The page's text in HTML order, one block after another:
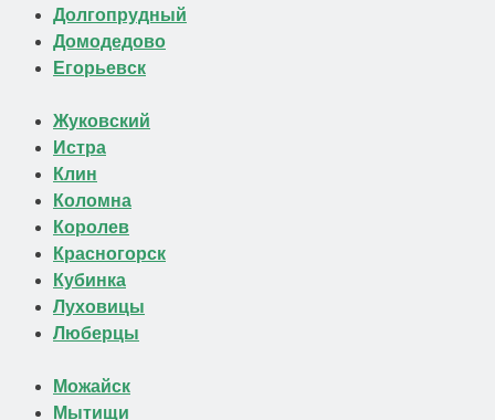
Долгопрудный
Домодедово
Егорьевск
Жуковский
Истра
Клин
Коломна
Королев
Красногорск
Кубинка
Луховицы
Люберцы
Можайск
Мытищи